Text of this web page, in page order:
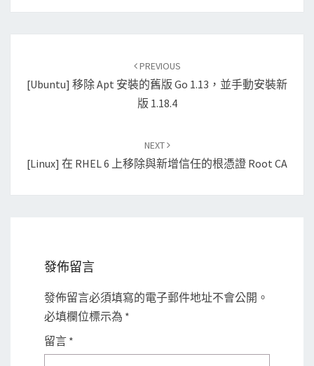
navigation
PREVIOUS
[Ubuntu] 移除 Apt 安裝的舊版 Go 1.13，並手動安裝新
版 1.18.4
NEXT
[Linux] 在 RHEL 6 上移除與新增信任的根憑證 Root CA
發佈留言
發佈留言必須填寫的電子郵件地址不會公開。
必填欄位標示為 *
留言 *